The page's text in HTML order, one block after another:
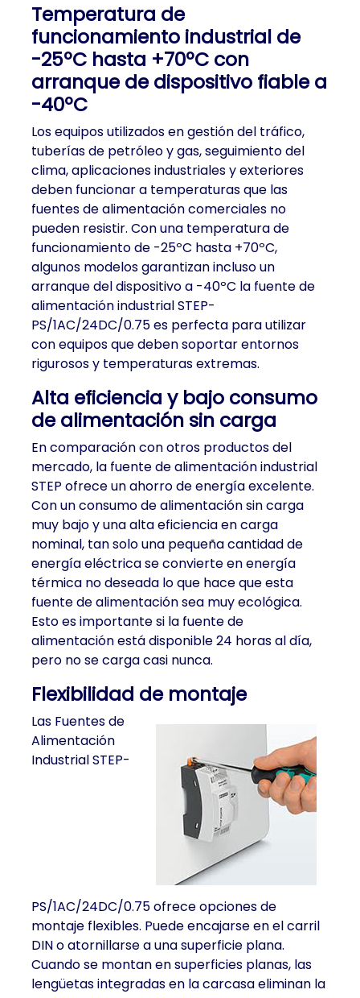
Temperatura de
funcionamiento industrial de
-25ºC hasta +70ºC con
arranque de dispositivo fiable a
-40ºC
Los equipos utilizados en gestión del tráfico,
tuberías de petróleo y gas, seguimiento del
clima, aplicaciones industriales y exteriores
deben funcionar a temperaturas que las
fuentes de alimentación comerciales no
pueden resistir. Con una temperatura de
funcionamiento de -25ºC hasta +70ºC,
algunos modelos garantizan incluso un
arranque del dispositivo a -40ºC la fuente de
alimentación industrial STEP-
PS/1AC/24DC/0.75 es perfecta para utilizar
con equipos que deben soportar entornos
rigurosos y temperaturas extremas.
Alta eficiencia y bajo consumo
de alimentación sin carga
En comparación con otros productos del
mercado, la fuente de alimentación industrial
STEP ofrece un ahorro de energía excelente.
Con un consumo de alimentación sin carga
muy bajo y una alta eficiencia en carga
nominal, tan solo una pequeña cantidad de
energía eléctrica se convierte en energía
térmica no deseada lo que hace que esta
fuente de alimentación sea muy ecológica.
Esto es importante si la fuente de
alimentación está disponible 24 horas al día,
pero no se carga casi nunca.
Flexibilidad de montaje
Las Fuentes de
Alimentación
Industrial STEP-
PS/1AC/24DC/0.75 ofrece opciones de
montaje flexibles. Puede encajarse en el carril
DIN o atornillarse a una superficie plana.
Cuando se montan en superficies planas, las
lengüetas integradas en la carcasa eliminan la